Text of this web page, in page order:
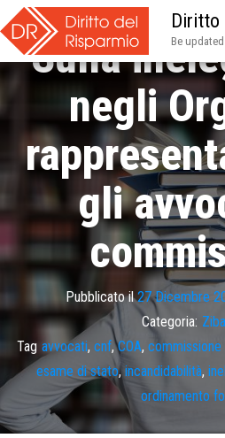
Diritto
Be
Sulla
negli
gli
Pubblicato il27 Dicembre
Categoria:
Tag avvocati, cnf,COA, commissione
esame di stato, incandidabilità,
ordinamento